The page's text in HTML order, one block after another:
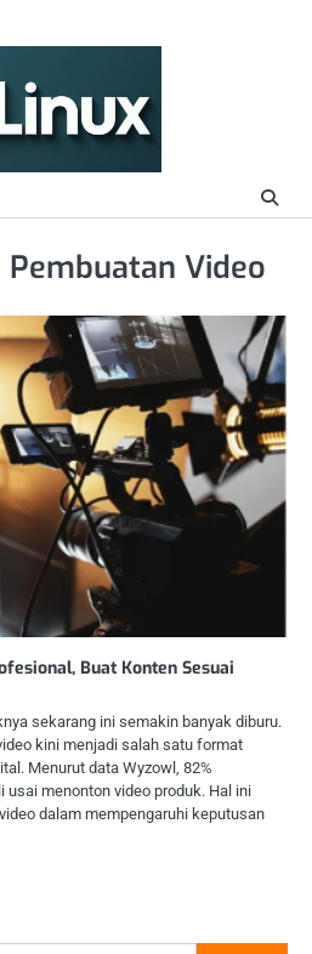
Pembuatan Video
Buat Konten Sesuai
sekarang ini semakin banyak diburu.
kini menjadi salah satu format
Menurut data Wyzowl, 82%
usai menonton video produk. Hal ini
dalam mempengaruhi keputusan